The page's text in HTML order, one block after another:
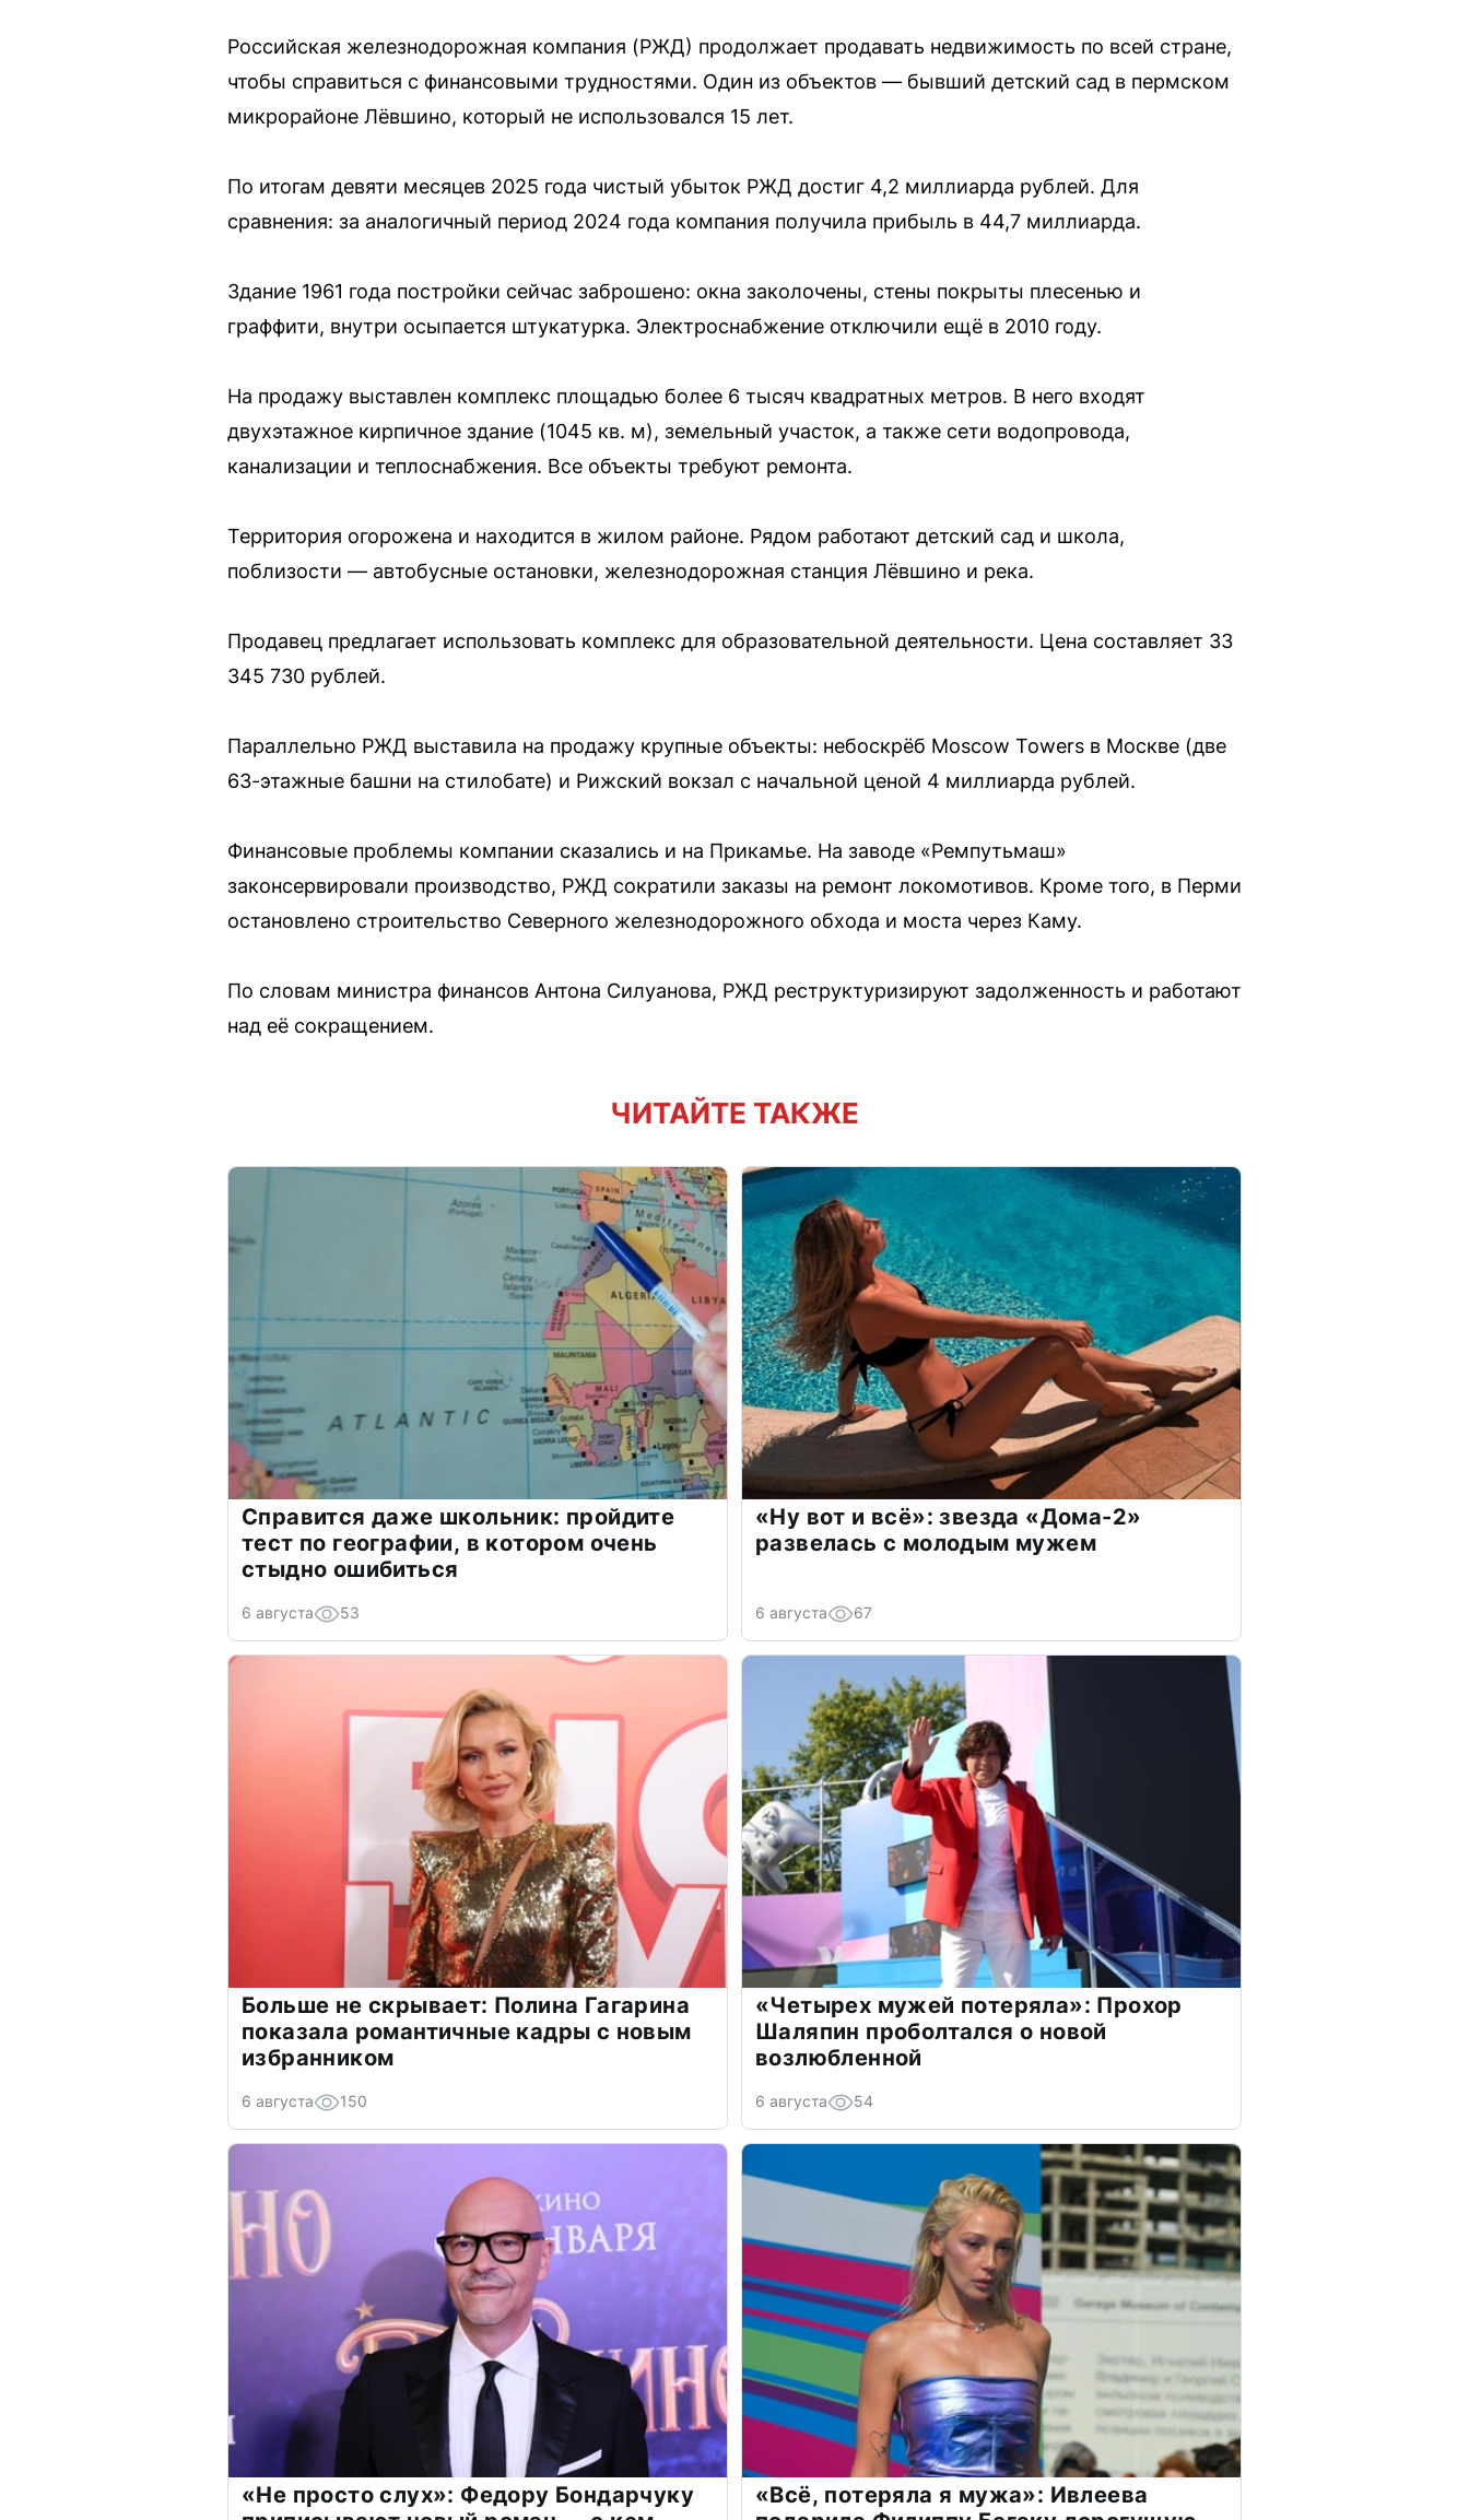
Российская железнодорожная компания (РЖД) продолжает продавать недвижимость по всей стране,
чтобы справиться с финансовыми трудностями. Один из объектов — бывший детский сад в пермском
микрорайоне Лёвшино, который не использовался 15 лет.
По итогам девяти месяцев 2025 года чистый убыток РЖД достиг 4,2 миллиарда рублей. Для
сравнения: за аналогичный период 2024 года компания получила прибыль в 44,7 миллиарда.
Здание 1961 года постройки сейчас заброшено: окна заколочены, стены покрыты плесенью и
граффити, внутри осыпается штукатурка. Электроснабжение отключили ещё в 2010 году.
На продажу выставлен комплекс площадью более 6 тысяч квадратных метров. В него входят
двухэтажное кирпичное здание (1045 кв. м), земельный участок, а также сети водопровода,
канализации и теплоснабжения. Все объекты требуют ремонта.
Территория огорожена и находится в жилом районе. Рядом работают детский сад и школа,
поблизости — автобусные остановки, железнодорожная станция Лёвшино и река.
Продавец предлагает использовать комплекс для образовательной деятельности. Цена составляет 33
345 730 рублей.
Параллельно РЖД выставила на продажу крупные объекты: небоскрёб Moscow Towers в Москве (две
63-этажные башни на стилобате) и Рижский вокзал с начальной ценой 4 миллиарда рублей.
Финансовые проблемы компании сказались и на Прикамье. На заводе «Ремпутьмаш»
законсервировали производство, РЖД сократили заказы на ремонт локомотивов. Кроме того, в Перми
остановлено строительство Северного железнодорожного обхода и моста через Каму.
По словам министра финансов Антона Силуанова, РЖД реструктуризируют задолженность и работают
над её сокращением.
ЧИТАЙТЕ ТАКЖЕ
Справится даже школьник: пройдите
тест по географии, в котором очень
стыдно ошибиться
6 августа 53
«Ну вот и всё»: звезда «Дома-2»
развелась с молодым мужем
6 августа 67
Больше не скрывает: Полина Гагарина
показала романтичные кадры с новым
избранником
6 августа 150
«Четырех мужей потеряла»: Прохор
Шаляпин проболтался о новой
возлюбленной
6 августа 54
«Не просто слух»: Федору Бондарчуку
«Всё, потеряла я мужа»: Ивлеева